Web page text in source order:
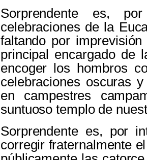
Sorprendente es,
celebraciones de la
faltando por
principal encargado de
encoger los hombros
celebraciones oscuras
en campestres
suntuoso templo de
Sorprendente es, por
corregir fraternalmente